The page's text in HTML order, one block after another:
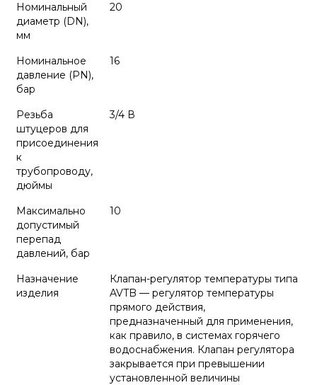
Номинальный
диаметр (DN),
мм
20
Номинальное
давление (PN),
бар
16
Резьба
штуцеров для
присоединения
к
трубопроводу,
дюймы
3/4 В
Максимально
допустимый
перепад
давлений, бар
10
Назначение
изделия
Клапан-регулятор температуры типа
AVTB — регулятор температуры
прямого действия,
предназначенный для применения,
как правило, в системах горячего
водоснабжения. Клапан регулятора
закрывается при превышении
установленной величины